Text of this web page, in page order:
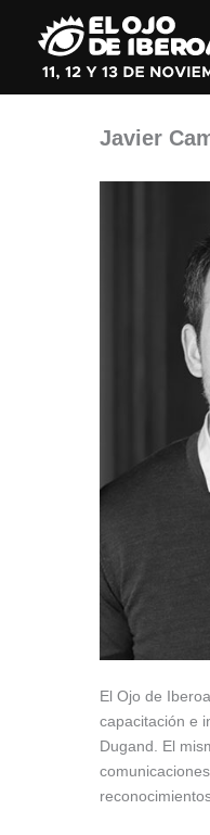
contenido
Javier
El Ojo de
capacitación e
Dugand. El